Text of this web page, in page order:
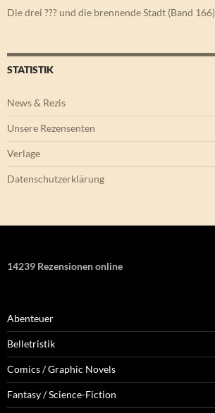
Die drei ??? und die brennende Stadt (Band 166)
STATISTIK
News & Rezis
Unsere Rezensenten
Verlage
Datenschutzerklärung
14239 Rezensionen online
Abenteuer
Belletristik
Comics / Graphic Novels
Fantasy / Science-Fiction